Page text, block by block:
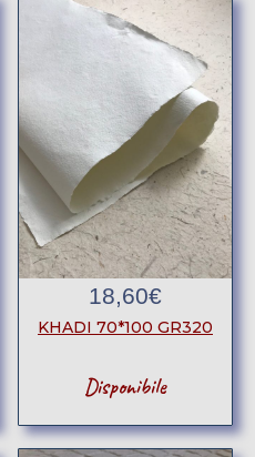
18,60€
KHADI 70*100 GR320
Disponibile